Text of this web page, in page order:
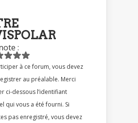
:
vous devez
au préalable. Merci
ci-dessous l’identifiant
a été fourni. Si
pas enregistré, vous devez